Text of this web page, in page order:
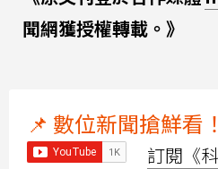
聞網獲授權轉載。》
📌 數位新聞搶鮮看！
訂閱《